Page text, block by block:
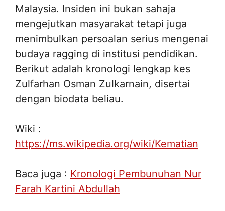
Malaysia. Insiden ini bukan sahaja
mengejutkan masyarakat tetapi juga
menimbulkan persoalan serius mengenai
budaya ragging di institusi pendidikan.
Berikut adalah kronologi lengkap kes
Zulfarhan Osman Zulkarnain, disertai
dengan biodata beliau.
Wiki :
https://ms.wikipedia.org/wiki/Kematian
Baca juga : Kronologi Pembunuhan Nur
Farah Kartini Abdullah